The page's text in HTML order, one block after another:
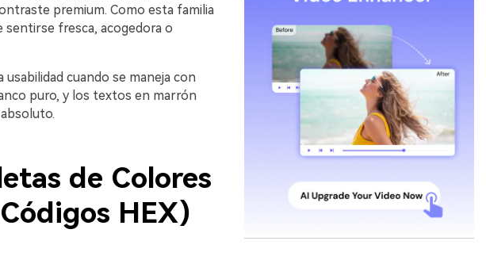
premium. Como esta familia
sentirse fresca, acogedora o
cuando se maneja con
puro, y los textos en marrón
de Colores
HEX)